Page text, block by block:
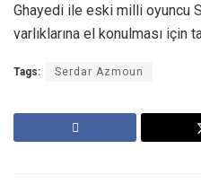
Ghayedi ile eski milli oyuncu
varlıklarına el konulması için
Tags: Serdar Azmoun